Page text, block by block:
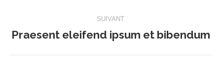
:
SUIVANT
Article
Praesent eleifend ipsum et bibendum